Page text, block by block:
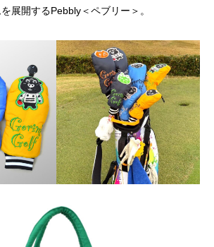
展開するPebbly＜ペブリー＞。